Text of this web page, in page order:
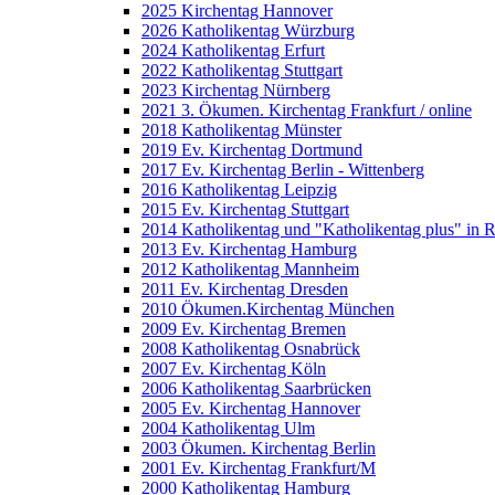
2025 Kirchentag Hannover
2026 Katholikentag Würzburg
2024 Katholikentag Erfurt
2022 Katholikentag Stuttgart
2023 Kirchentag Nürnberg
2021 3. Ökumen. Kirchentag Frankfurt / online
2018 Katholikentag Münster
2019 Ev. Kirchentag Dortmund
2017 Ev. Kirchentag Berlin - Wittenberg
2016 Katholikentag Leipzig
2015 Ev. Kirchentag Stuttgart
2014 Katholikentag und "Katholikentag plus" in
2013 Ev. Kirchentag Hamburg
2012 Katholikentag Mannheim
2011 Ev. Kirchentag Dresden
2010 Ökumen.Kirchentag München
2009 Ev. Kirchentag Bremen
2008 Katholikentag Osnabrück
2007 Ev. Kirchentag Köln
2006 Katholikentag Saarbrücken
2005 Ev. Kirchentag Hannover
2004 Katholikentag Ulm
2003 Ökumen. Kirchentag Berlin
2001 Ev. Kirchentag Frankfurt/M
2000 Katholikentag Hamburg